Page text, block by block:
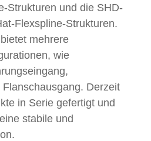
Strukturen und die SHD-
Flexspline-Strukturen.
mehrere
wie
Derzeit
in Serie gefertigt und
stabile und